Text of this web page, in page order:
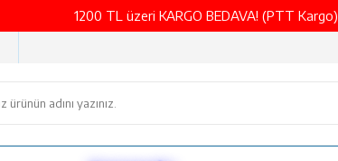
1200 TL üzeri KARGO BEDAVA! (PTT Kargo)